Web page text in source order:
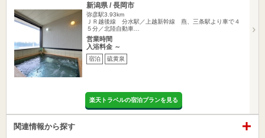
新潟県 / 長岡市
弥彦駅3.93km
ＪＲ越後線 分水駅／上越新幹線 燕、三条駅より車で４
５分／北陸自動車…
営業時間
入浴料金 ～
宿泊 硫黄泉
楽天トラベルの宿泊プランを見る
関連情報から探す